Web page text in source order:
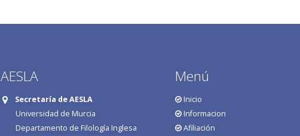
AESLA
Secretaría de AESLA
Universidad de Murcia
Departamento de Filología Inglesa
Menú
Inicio
Informacion
Afiliación